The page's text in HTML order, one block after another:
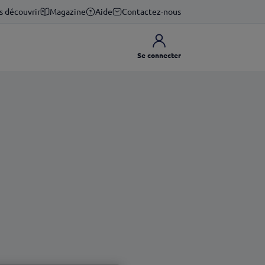
découvrir Magazine Aide Contactez-nous
Se connecter